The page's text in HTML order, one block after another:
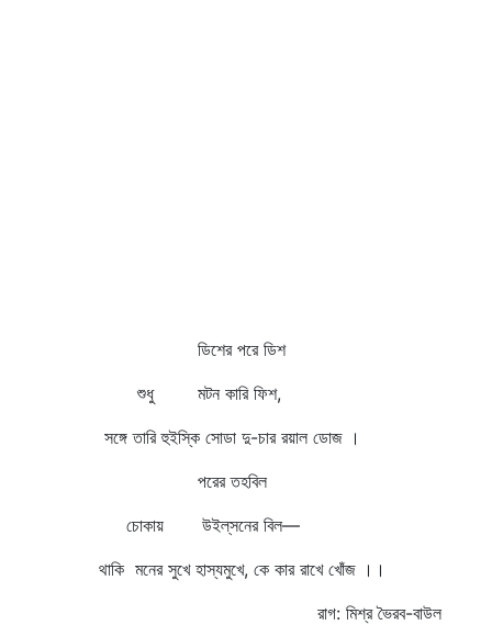
ডিশের পরে ডিশ
শুধু মটন কারি ফিশ,
সঙ্গে তারি হুইস্কি সোডা দু-চার রয়াল ডোজ ।
পরের তহবিল
চোকায় উইল্‌সনের বিল—
থাকি মনের সুখে হাস্যমুখে, কে কার রাখে খোঁজ ।।
রাগ: মিশ্র ভৈরব-বাউল